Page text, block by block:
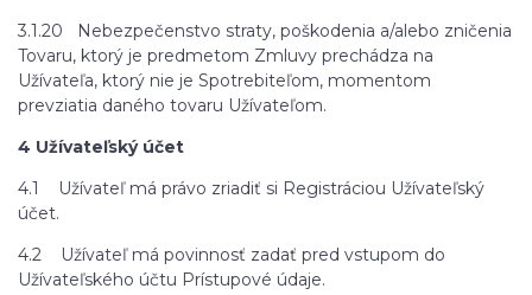
3.1.20 Nebezpečenstvo straty, poškodenia a/alebo zničenia
Tovaru, ktorý je predmetom Zmluvy prechádza na
Užívateľa, ktorý nie je Spotrebiteľom, momentom
prevziatia daného tovaru Užívateľom.
4 Užívateľský účet
4.1 Užívateľ má právo zriadiť si Registráciou Užívateľský
účet.
4.2 Užívateľ má povinnosť zadať pred vstupom do
Užívateľského účtu Prístupové údaje.